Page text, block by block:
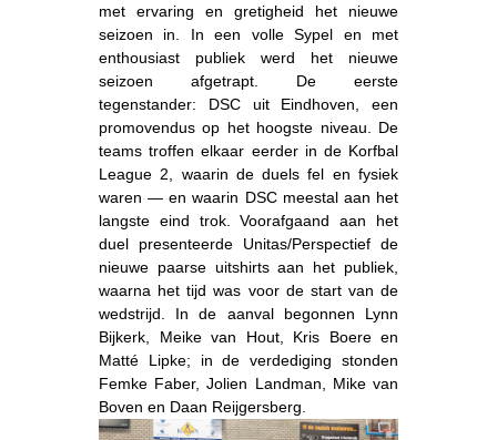
met ervaring en gretigheid het nieuwe
seizoen in. In een volle Sypel en met
enthousiast publiek werd het nieuwe
seizoen afgetrapt. De eerste
tegenstander: DSC uit Eindhoven, een
promovendus op het hoogste niveau. De
teams troffen elkaar eerder in de Korfbal
League 2, waarin de duels fel en fysiek
waren — en waarin DSC meestal aan het
langste eind trok. Voorafgaand aan het
duel presenteerde Unitas/Perspectief de
nieuwe paarse uitshirts aan het publiek,
waarna het tijd was voor de start van de
wedstrijd. In de aanval begonnen Lynn
Bijkerk, Meike van Hout, Kris Boere en
Matté Lipke; in de verdediging stonden
Femke Faber, Jolien Landman, Mike van
Boven en Daan Reijgersberg.